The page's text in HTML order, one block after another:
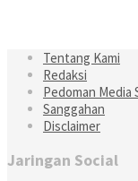
Tentang Kami
Redaksi
Pedoman Media
Sanggahan
Disclaimer
Jaringan Social